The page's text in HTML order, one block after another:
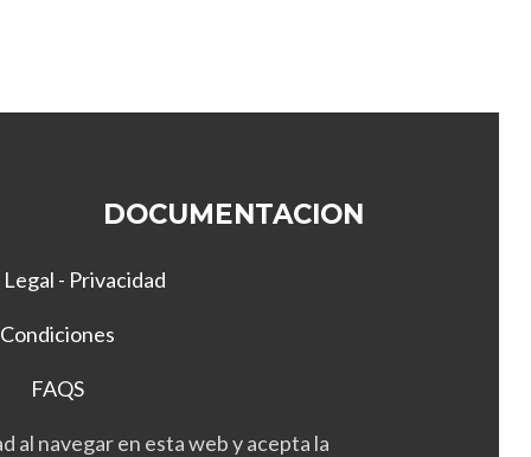
DOCUMENTACION
- Privacidad
Condiciones
FAQS
al navegar en esta web y acepta la